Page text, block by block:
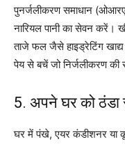
पुनर्जलीकरण समाधान
नारियल पानी का सेवन करें।
ताजे फल जैसे हाइड्रेटिंग खाद्य
पेय से बचें जो निर्जलीकरण की
5. अपने घर को
घर में पंखे, एयर कंडीशनर या